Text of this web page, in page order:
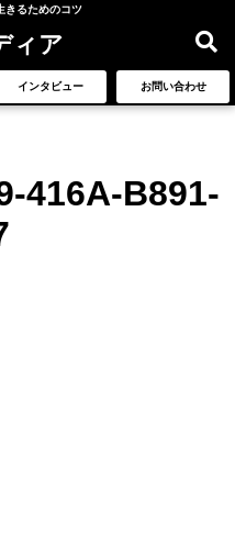
きるためのコツ
ィア
インタビュー お問い合わせ
416A-B891-